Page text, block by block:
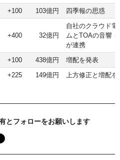
+100 103億円 四季報の思惑
+400 32億円
自社のクラウド電
ムとTOAの音響
が連携
+100 438億円
増配を発表
+225 149億円 上方修正と増配を
とフォローをお願いします